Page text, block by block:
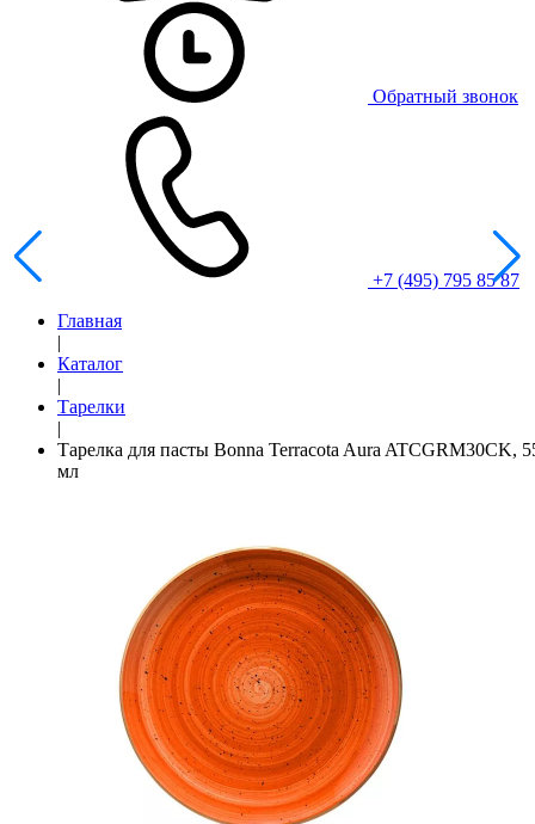
Обратный звонок
+7 (495) 795 85 87
Главная
|
Каталог
|
Тарелки
|
Тарелка для пасты Bonna Terracota Aura ATCGRM30CK,
мл